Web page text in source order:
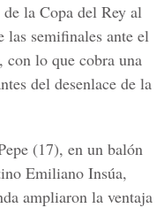
la Copa del Rey al
las semifinales ante el
lo que cobra una
del desenlace de la
(17), en un balón
Emiliano Insúa,
ampliaron la ventaja